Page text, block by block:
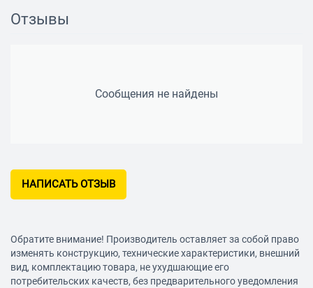
Мощность микроволн
Количество уровней
Панель управления
Дисплей
есть
Отзывы
Сообщения не найдены
НАПИСАТЬ ОТЗЫВ
Обратите внимание! Производитель оставляет за собой право
изменять конструкцию, технические характеристики, внешний
вид, комплектацию товара, не ухудшающие его
потребительских качеств, без предварительного уведомления